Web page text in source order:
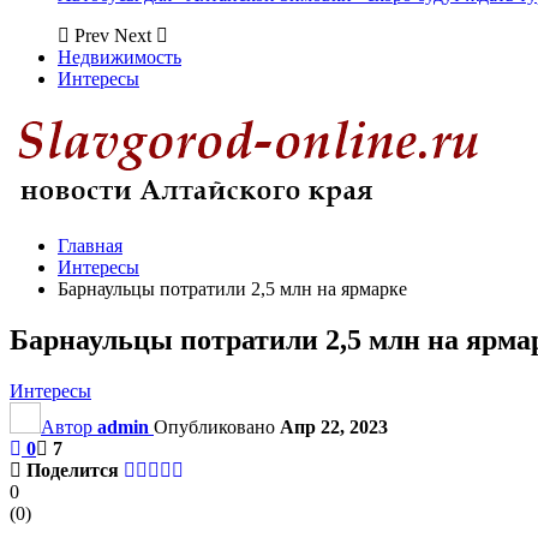
Prev Next
Недвижимость
Интересы
Главная
Интересы
Барнаульцы потратили 2,5 млн на ярмарке
Барнаульцы потратили 2,5 млн на
Интересы
Автор admin Опубликовано Апр 22, 2023
0
7
Поделится
0
(0)